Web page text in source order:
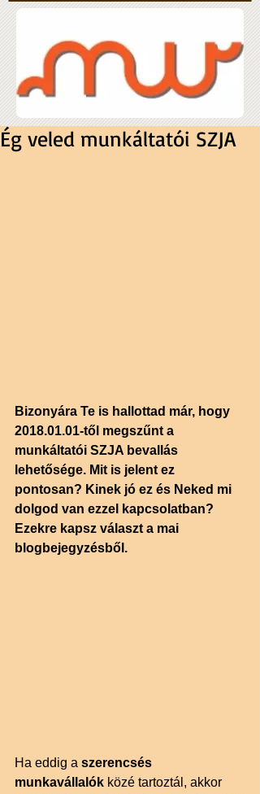
Ég veled munkáltatói SZJA
Bizonyára Te is hallottad már, hogy
2018.01.01-től megszűnt a
munkáltatói SZJA bevallás
lehetősége. Mit is jelent ez
pontosan? Kinek jó ez és Neked mi
dolgod van ezzel kapcsolatban?
Ezekre kapsz választ a mai
blogbejegyzésből.
Ha eddig a szerencsés
munkavállalók közé tartoztál, akkor